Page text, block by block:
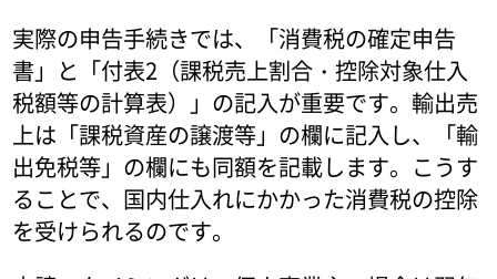
実際の申告手続きでは、「消費税の確定申告
書」と「付表2（課税売上割合・控除対象仕入
税額等の計算表）」の記入が重要です。輸出売
上は「課税資産の譲渡等」の欄に記入し、「輸
出免税等」の欄にも同額を記載します。こうす
ることで、国内仕入れにかかった消費税の控除
を受けられるのです。